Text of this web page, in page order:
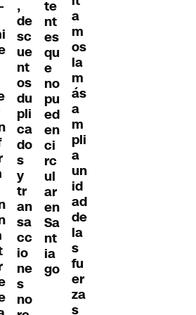
,
de
sc
ue
nt
os
du
pli
ca
do
s
y
tr
an
sa
cc
io
ne
s
no
te
nt
es
qu
e
no
pu
ed
en
ci
rc
ul
ar
en
Sa
nt
ia
go
a
m
os
la
m
ás
a
m
pli
a
un
id
ad
de
la
s
fu
er
za
s